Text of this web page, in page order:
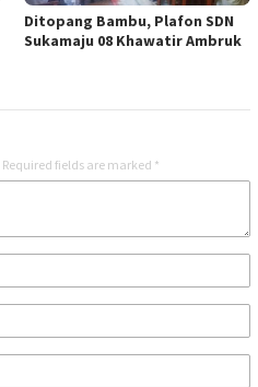
Ditopang Bambu, Plafon SDN
Sukamaju 08 Khawatir Ambruk
Required fields are marked *